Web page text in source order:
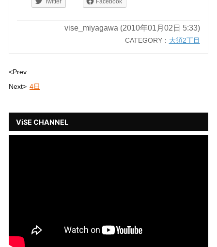
Twitter Facebook
vise_miyagawa (2010年01月02日 5:33)
CATEGORY： 大須2丁目
<Prev
Next> 4日
ViSE CHANNEL